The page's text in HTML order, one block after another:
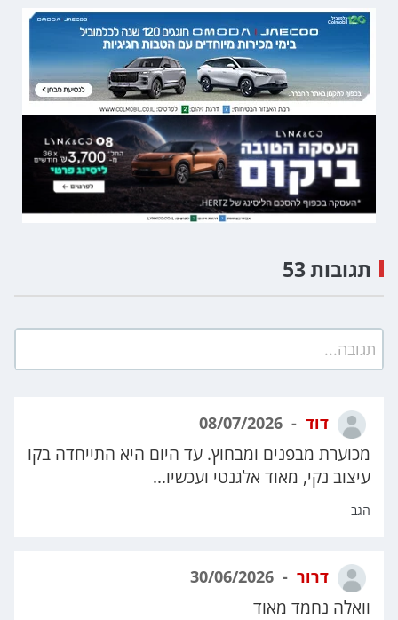
תגובה...
דוד
מכוערת מבפנים ומבחוץ. עד היום היא התייחדה בקו
עיצוב נקי, מאוד אלגנטי ועכשיו...
הגב
דרור
וואלה נחמד מאוד